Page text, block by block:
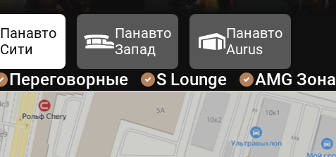
Панавто
Сити
Панавто
Запад
Панавто
Aurus
Переговорные S Lounge AMG Зона